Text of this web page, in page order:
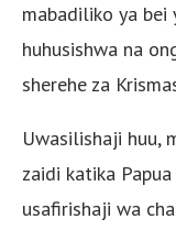
mabadiliko ya bei
huhusishwa na
sherehe za
Uwasilishaji huu,
zaidi katika
usafirishaji wa